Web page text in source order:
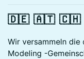
🇩🇪 🇦🇹 🇨🇭
Wir versammeln die
Modeling -